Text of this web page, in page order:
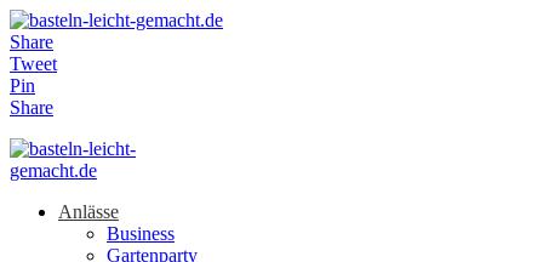
Share
Tweet
Pin
Share
Anlässe
Business
Gartenparty